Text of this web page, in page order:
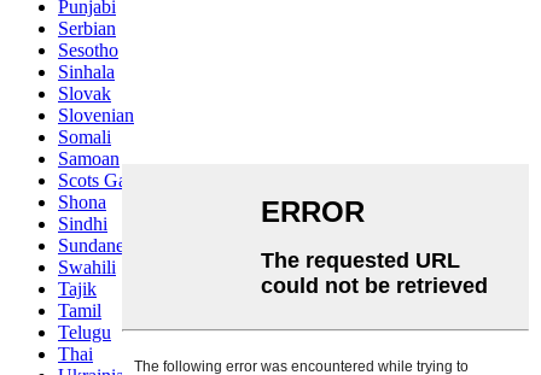
Punjabi
Serbian
Sesotho
Sinhala
Slovak
Slovenian
Somali
Samoan
Scots Gaelic
Shona
Sindhi
Sundanese
Swahili
Tajik
Tamil
Telugu
Thai